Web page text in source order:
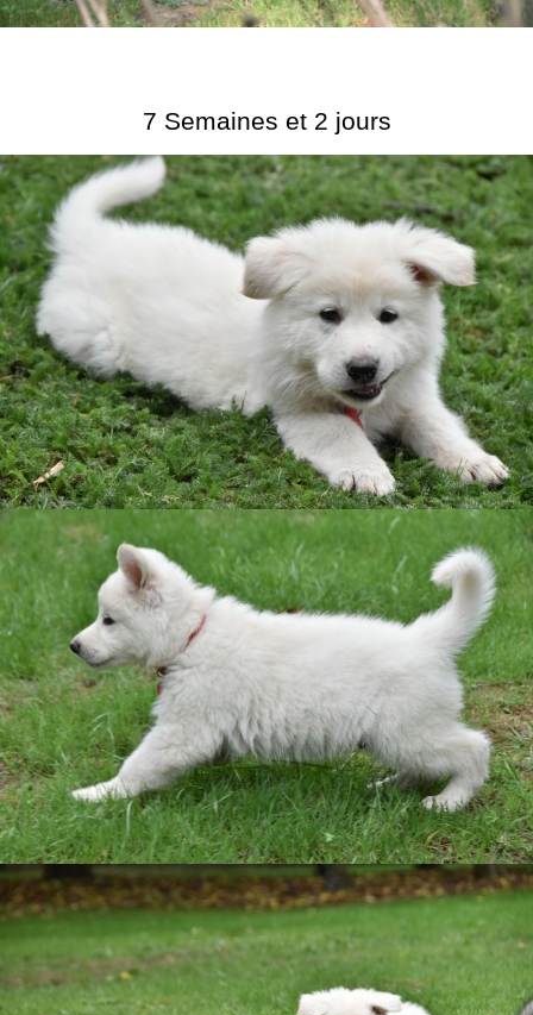
7 Semaines et 2 jours